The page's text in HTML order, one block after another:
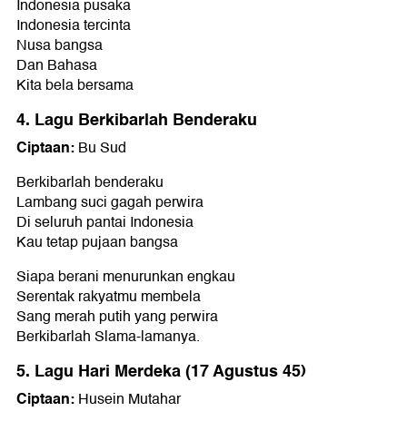
Indonesia pusaka
Indonesia tercinta
Nusa bangsa
Dan Bahasa
Kita bela bersama
4. Lagu Berkibarlah Benderaku
Ciptaan:Bu Sud
Berkibarlah benderaku
Lambang suci gagah perwira
Di seluruh pantai Indonesia
Kau tetap pujaan bangsa
Siapa berani menurunkan engkau
Serentak rakyatmu membela
Sang merah putih yang perwira
Berkibarlah Slama-lamanya.
5. Lagu Hari Merdeka (17 Agustus 45)
Ciptaan:Husein Mutahar